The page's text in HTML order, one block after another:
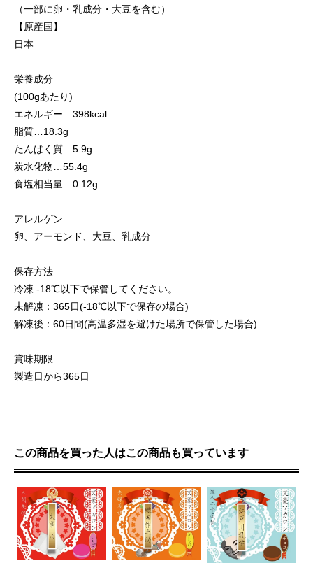
（一部に卵・乳成分・大豆を含む）
【原産国】
日本
栄養成分
(100gあたり)
エネルギー…398kcal
脂質…18.3g
たんぱく質…5.9g
炭水化物…55.4g
食塩相当量…0.12g
アレルゲン
卵、アーモンド、大豆、乳成分
保存方法
冷凍 -18℃以下で保管してください。
未解凍：365日(-18℃以下で保存の場合)
解凍後：60日間(高温多湿を避けた場所で保管した場合)
賞味期限
製造日から365日
この商品を買った人はこの商品も買っています